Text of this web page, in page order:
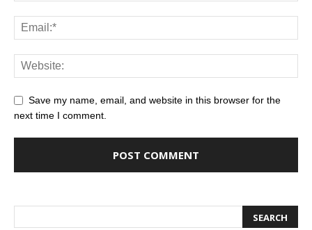
Save my name, email, and website in this browser for the
next time I comment.